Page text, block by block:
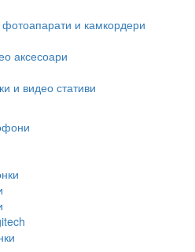
и камкордери
аксесоари
и видео стативи